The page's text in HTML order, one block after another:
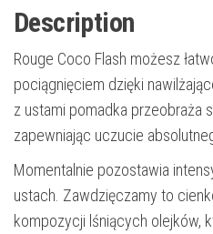
Description
Rouge Coco Flash możesz
pociągnięciem dzięki
z ustami pomadka przeobraża
zapewniając uczucie
Momentalnie pozostawia
ustach. Zawdzięczamy to
kompozycji lśniących olejków,